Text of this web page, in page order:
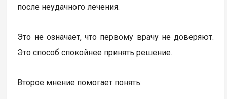
после неудачного лечения.
Это не означает, что первому врачу не доверяют.
Это способ спокойнее принять решение.
Второе мнение помогает понять: